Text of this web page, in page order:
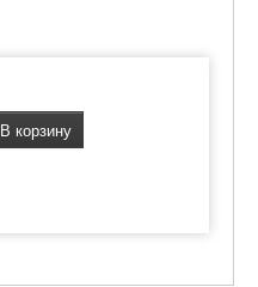
В корзину